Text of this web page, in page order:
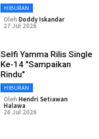
HIBURAN
Oleh Doddy Iskandar
27 Jul 2026
Selfi Yamma Rilis Single
Ke-14 "Sampaikan
Rindu"
HIBURAN
Oleh Hendri Setiawan
Halawa
26 Jul 2026